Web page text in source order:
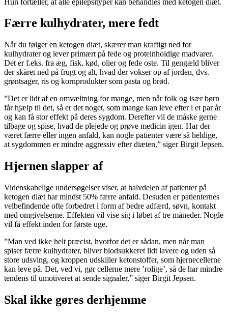
Færre kulhydrater, mere fedt
Når du følger en ketogen diæt, skærer man kraftigt ned for
kulhydrater og lever primært på fede og proteinholdige madvarer.
Det er f.eks. fra æg, fisk, kød, olier og fede oste. Til gengæld bliver
der skåret ned på frugt og alt, hvad der vokser op af jorden, dvs.
grøntsager, ris og kornprodukter som pasta og brød.
”Det er lidt af en omvæltning for mange, men når folk og især børn
får hjælp til det, så er det noget, som mange kan leve efter i et par år
og kan få stor effekt på deres sygdom. Derefter vil de måske gerne
tilbage og spise, hvad de plejede og prøve medicin igen. Har der
været færre eller ingen anfald, kan nogle patienter være så heldige,
at sygdommen er mindre aggressiv efter diæten,” siger Birgit Jepsen.
Hjernen slapper af
Videnskabelige undersøgelser viser, at halvdelen af patienter på
ketogen diæt har mindst 50% færre anfald. Desuden er patienternes
velbefindende ofte forbedret i form af bedre adfærd, søvn, kontakt
med omgivelserne. Effekten vil vise sig i løbet af tre måneder. Nogle
vil få effekt inden for første uge.
”Man ved ikke helt præcist, hvorfor det er sådan, men når man
spiser færre kulhydrater, bliver blodsukkeret lidt lavere og uden så
store udsving, og kroppen udskiller ketonstoffer, som hjernecellerne
kan leve på. Det, ved vi, gør cellerne mere ’rolige’, så de har mindre
tendens til umotiveret at sende signaler,” siger Birgit Jepsen.
Skal ikke gøres derhjemme